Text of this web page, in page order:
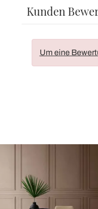
Kunden
Um eine